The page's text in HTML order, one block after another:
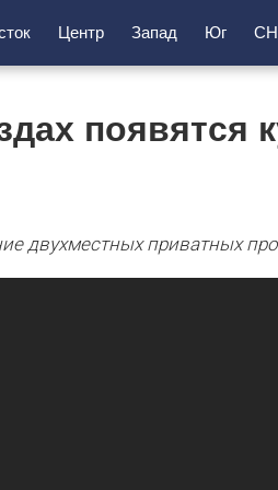
Центр Запад Юг
появятся
двухместных приватных